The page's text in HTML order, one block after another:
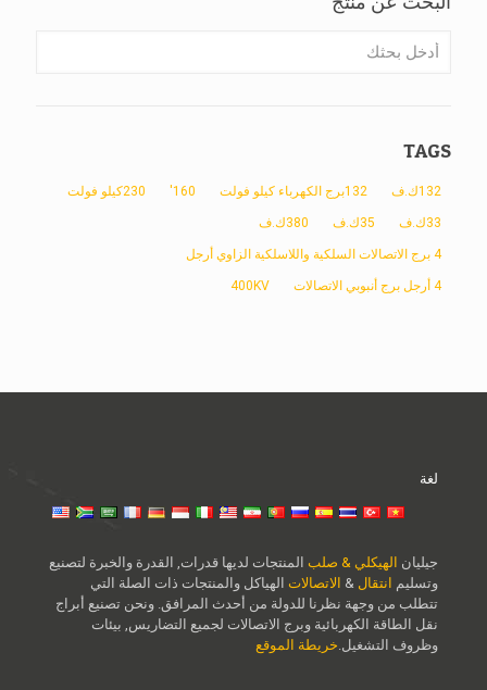
TAGS
132ك.ف 132برج الكهرباء كيلو فولت 160' 230كيلو فولت
33ك.ف 35ك.ف 380ك.ف
4 برج الاتصالات السلكية واللاسلكية الزاوي أرجل
4 أرجل برج أنبوبي الاتصالات 400KV
لغة
جيليان الهيكلي & صلب المنتجات لديها قدرات, القدرة والخبرة لتصنيع
وتسليم انتقال & الاتصالات الهياكل والمنتجات ذات الصلة التي
تتطلب من وجهة نظرنا للدولة من أحدث المرافق. ونحن تصنيع أبراج
نقل الطاقة الكهربائية وبرج الاتصالات لجميع التضاريس, بيئات
وظروف التشغيل. خريطة الموقع